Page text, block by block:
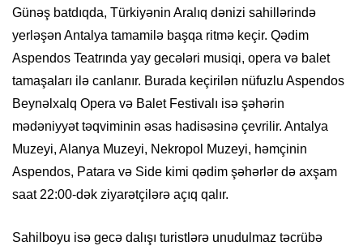
Günəş batdıqda, Türkiyənin Aralıq dənizi sahillərində
yerləşən Antalya tamamilə başqa ritmə keçir. Qədim
Aspendos Teatrında yay gecələri musiqi, opera və balet
tamaşaları ilə canlanır. Burada keçirilən nüfuzlu Aspendos
Beynəlxalq Opera və Balet Festivalı isə şəhərin
mədəniyyət təqviminin əsas hadisəsinə çevrilir. Antalya
Muzeyi, Alanya Muzeyi, Nekropol Muzeyi, həmçinin
Aspendos, Patara və Side kimi qədim şəhərlər də axşam
saat 22:00-dək ziyarətçilərə açıq qalır.
Sahilboyu isə gecə dalışı turistlərə unudulmaz təcrübə